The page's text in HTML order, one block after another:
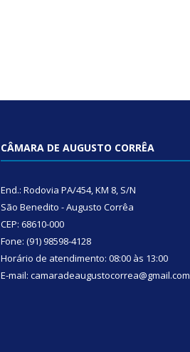
CÂMARA DE AUGUSTO CORRÊA
End.: Rodovia PA/454, KM 8, S/N
São Benedito - Augusto Corrêa
CEP: 68610-000
Fone: (91) 98598-4128
Horário de atendimento: 08:00 às 13:00
E-mail: camaradeaugustocorrea@gmail.com